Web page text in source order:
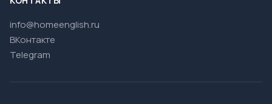
info@homeenglish.ru
ВКонтакте
Telegram